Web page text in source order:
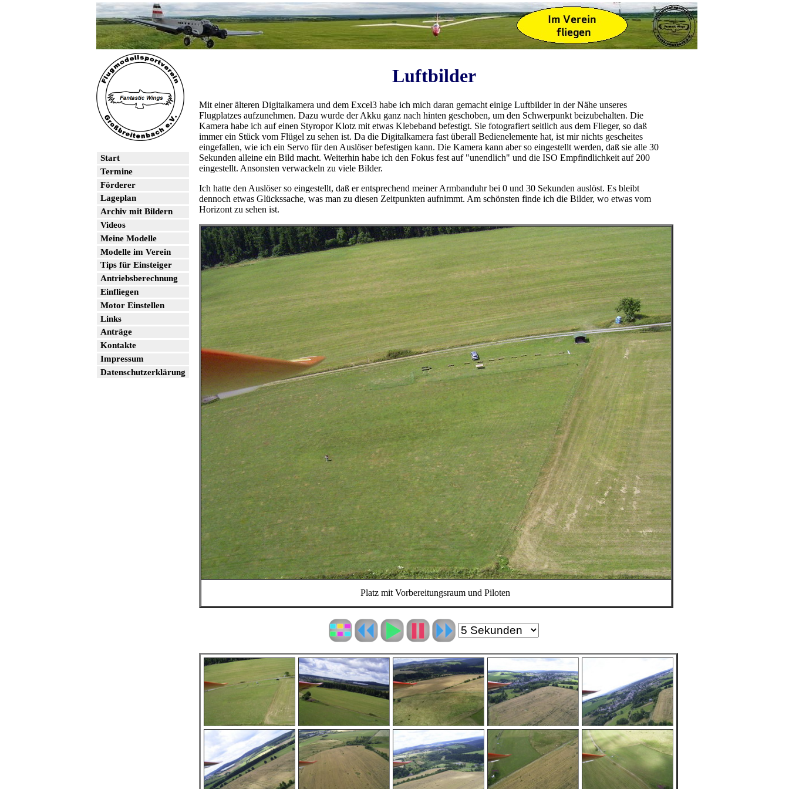
Start
Termine
Förderer
Lageplan
Archiv mit Bildern
Videos
Meine Modelle
Modelle im Verein
Tips für Einsteiger
Antriebsberechnung
Einfliegen
Motor Einstellen
Links
Anträge
Kontakte
Impressum
Datenschutzerklärung
Luftbilder
Mit einer älteren Digitalkamera und dem Excel3 habe ich mich daran gemacht einige Luftbilder in der Nähe unseres
Flugplatzes aufzunehmen. Dazu wurde der Akku ganz nach hinten geschoben, um den Schwerpunkt beizubehalten. Die
Kamera habe ich auf einen Styropor Klotz mit etwas Klebeband befestigt. Sie fotografiert seitlich aus dem Flieger, so daß
immer ein Stück vom Flügel zu sehen ist. Da die Digitalkamera fast überall Bedienelemente hat, ist mir nichts gescheites
eingefallen, wie ich ein Servo für den Auslöser befestigen kann. Die Kamera kann aber so eingestellt werden, daß sie alle 30
Sekunden alleine ein Bild macht. Weiterhin habe ich den Fokus fest auf "unendlich" und die ISO Empfindlichkeit auf 200
eingestellt. Ansonsten verwackeln zu viele Bilder.
Ich hatte den Auslöser so eingestellt, daß er entsprechend meiner Armbanduhr bei 0 und 30 Sekunden auslöst. Es bleibt
dennoch etwas Glückssache, was man zu diesen Zeitpunkten aufnimmt. Am schönsten finde ich die Bilder, wo etwas vom
Horizont zu sehen ist.
Platz mit Vorbereitungsraum und Piloten